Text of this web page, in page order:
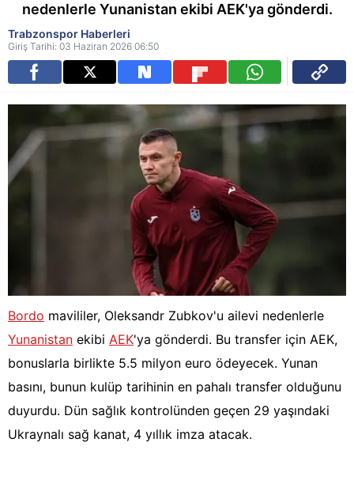
nedenlerle Yunanistan ekibi AEK'ya gönderdi.
Trabzonspor Haberleri
Giriş Tarihi: 03 Haziran 2026 06:50
Bordo mavililer, Oleksandr Zubkov'u ailevi nedenlerle
Yunanistan ekibi AEK'ya gönderdi. Bu transfer için AEK,
bonuslarla birlikte 5.5 milyon euro ödeyecek. Yunan
basını, bunun kulüp tarihinin en pahalı transfer olduğunu
duyurdu. Dün sağlık kontrolünden geçen 29 yaşındaki
Ukraynalı sağ kanat, 4 yıllık imza atacak.